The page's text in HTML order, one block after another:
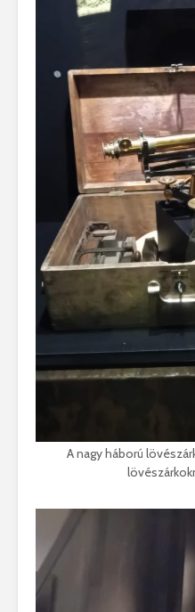
A nagy háború